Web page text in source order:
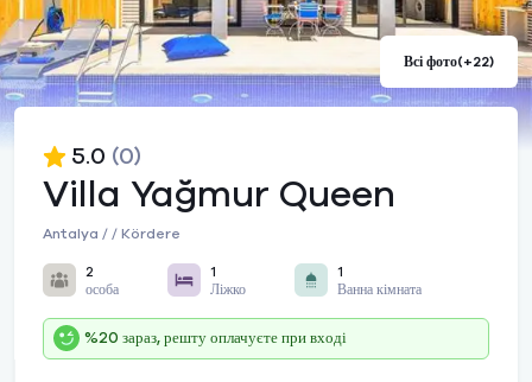
Всі фото(+22)
Villa Yağmur Queen
Antalya / / Kördere
5.0 (0)
2
особа
1
Ліжко
1
Ванна кімната
%20 зараз, решту оплачуєте при вході